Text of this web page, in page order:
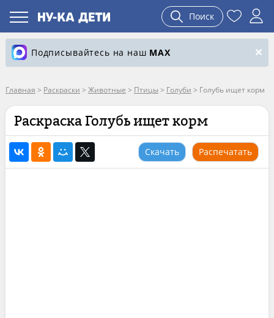
Поиск
Подписывайтесь на наш MAX
Главная > Раскраски > Животные > Птицы > Голуби > Голубь ищет корм
Раскраска Голубь ищет корм
Скачать Распечатать